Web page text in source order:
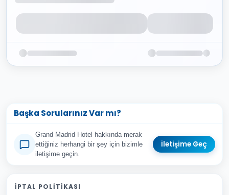
Başka Sorularınız Var mı?
Grand Madrid Hotel hakkında merak
ettiğiniz herhangi bir şey için bizimle
iletişime geçin.
İletişime Geç
Adınız Soyadınız
İPTAL POLITIKASI